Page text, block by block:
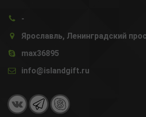
-
Ярославль, Ленинградский
max36895
info@islandgift.ru